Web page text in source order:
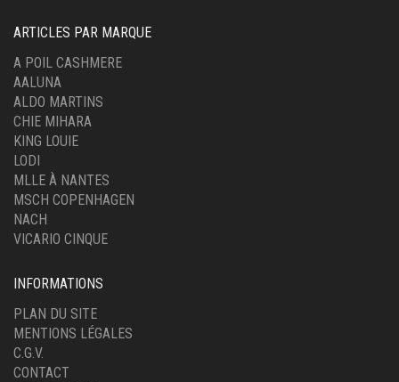
ARTICLES PAR MARQUE
A POIL CASHMERE
AALUNA
ALDO MARTINS
CHIE MIHARA
KING LOUIE
LODI
MLLE À NANTES
MSCH COPENHAGEN
NACH
VICARIO CINQUE
INFORMATIONS
PLAN DU SITE
MENTIONS LÉGALES
C.G.V.
CONTACT